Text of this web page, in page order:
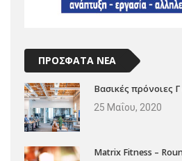
ΠΡΟΣΦΑΤΑ ΝΕΑ
Βασικές πρόνοιες
25 Μαΐου, 2020
Matrix Fitness –